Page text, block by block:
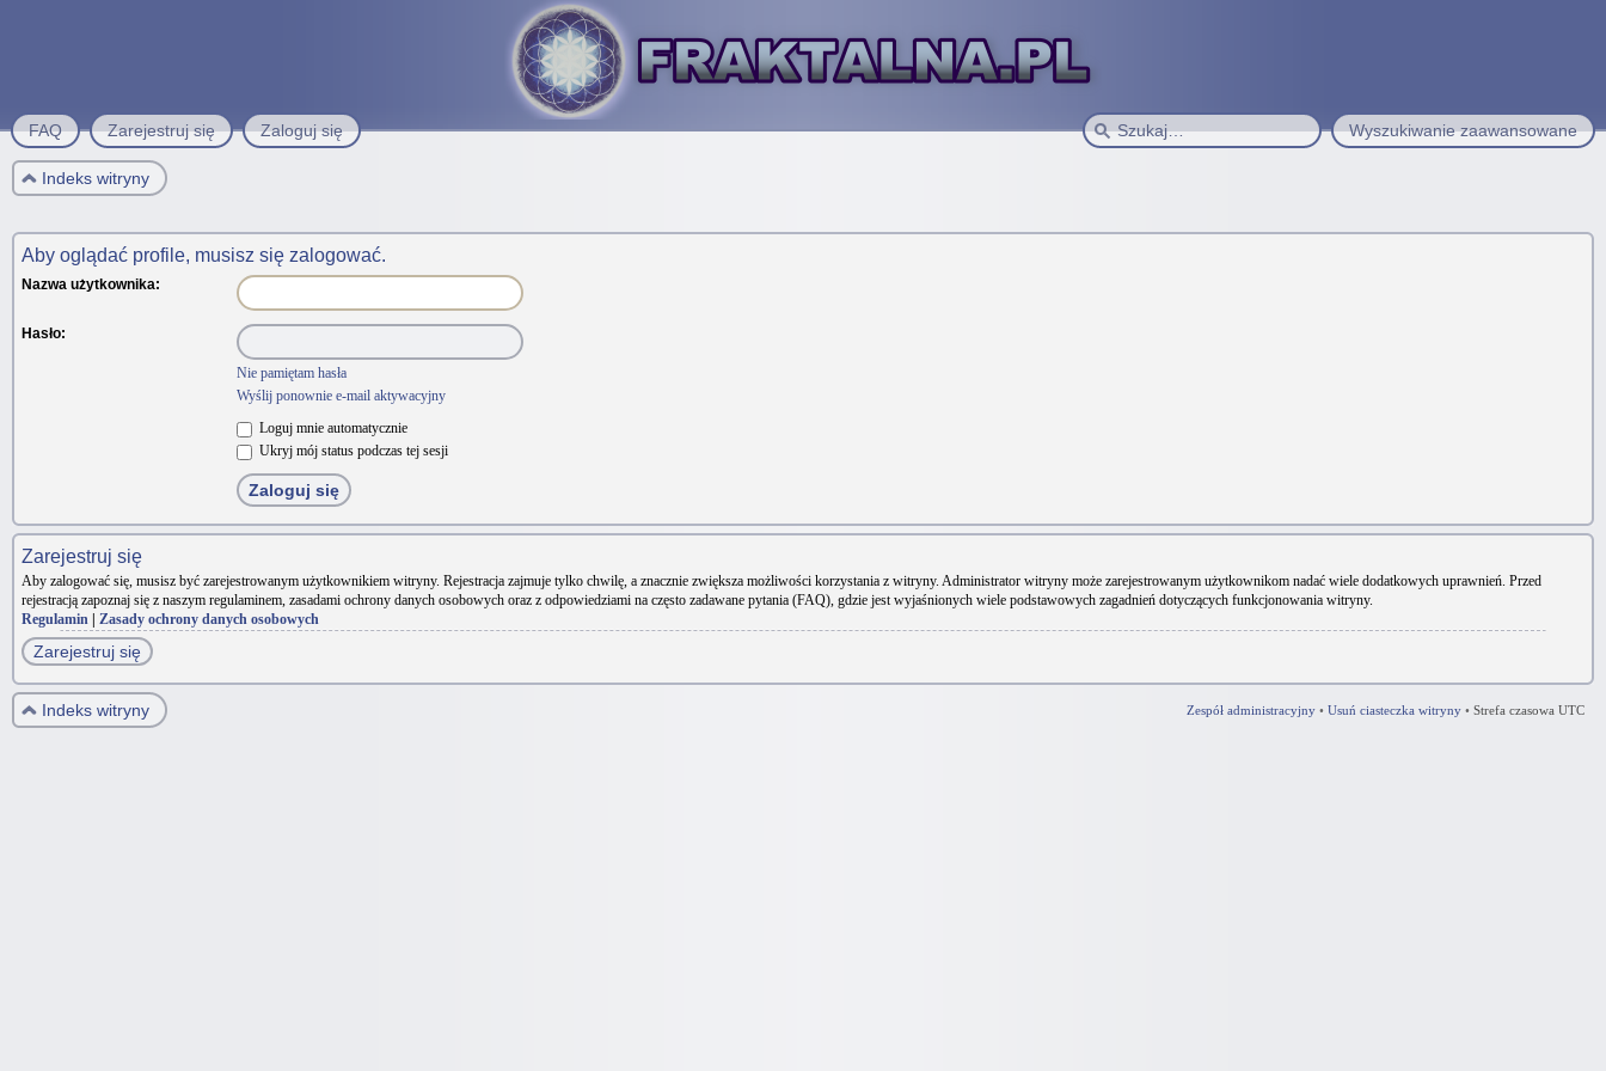
Wyszukiwanie zaawansowane
FAQ Zarejestruj się Zaloguj się
Indeks witryny
Aby oglądać profile, musisz się zalogować.
Nazwa użytkownika:
Hasło:
Nie pamiętam hasła
Wyślij ponownie e-mail aktywacyjny
Loguj mnie automatycznie
Ukryj mój status podczas tej sesji
Zarejestruj się
Aby zalogować się, musisz być zarejestrowanym użytkownikiem witryny. Rejestracja zajmuje tylko chwilę, a znacznie zwiększa możliwości korzystania z witryny. Administrator witryny może zarejestrowanym użytkownikom nadać wiele dodatkowych uprawnień. Przed
rejestracją zapoznaj się z naszym regulaminem, zasadami ochrony danych osobowych oraz z odpowiedziami na często zadawane pytania (FAQ), gdzie jest wyjaśnionych wiele podstawowych zagadnień dotyczących funkcjonowania witryny.
Regulamin
Zasady ochrony danych osobowych
Zarejestruj się
Zespół administracyjny • Usuń ciasteczka witryny • Strefa czasowa UTC
Indeks witryny